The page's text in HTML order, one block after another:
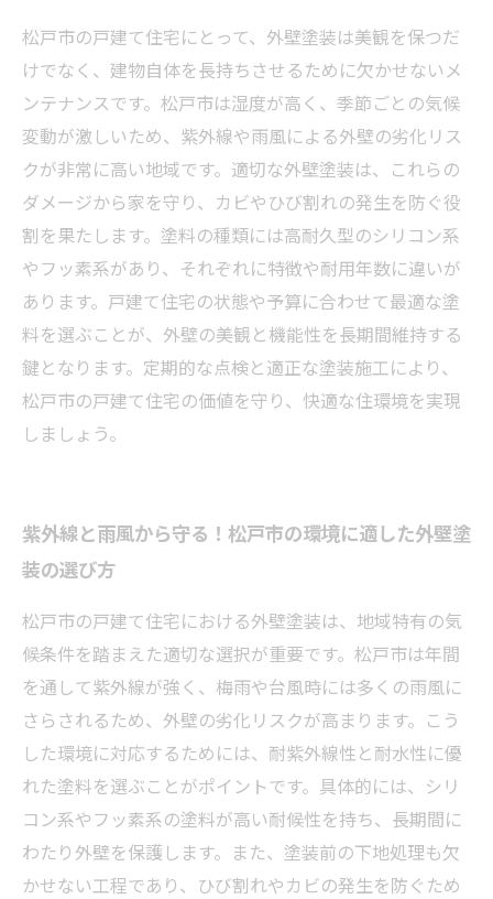
戸建ての長寿命化を目指して
松戸市戸建ての外壁塗装で失敗しないためのポ
イントまとめ
プロが教える外壁塗装メンテナンス術：松戸市
の戸建て住宅を長持ちさせる方法
松戸市の戸建て住宅にとって、外壁塗装は美観を保つだ
けでなく、建物自体を長持ちさせるために欠かせないメ
ンテナンスです。松戸市は湿度が高く、季節ごとの気候
変動が激しいため、紫外線や雨風による外壁の劣化リス
クが非常に高い地域です。適切な外壁塗装は、これらの
ダメージから家を守り、カビやひび割れの発生を防ぐ役
割を果たします。塗料の種類には高耐久型のシリコン系
やフッ素系があり、それぞれに特徴や耐用年数に違いが
あります。戸建て住宅の状態や予算に合わせて最適な塗
料を選ぶことが、外壁の美観と機能性を長期間維持する
鍵となります。定期的な点検と適正な塗装施工により、
松戸市の戸建て住宅の価値を守り、快適な住環境を実現
しましょう。
紫外線と雨風から守る！松戸市の環境に適した外壁塗
装の選び方
松戸市の戸建て住宅における外壁塗装は、地域特有の気
候条件を踏まえた適切な選択が重要です。松戸市は年間
を通して紫外線が強く、梅雨や台風時には多くの雨風に
さらされるため、外壁の劣化リスクが高まります。こう
した環境に対応するためには、耐紫外線性と耐水性に優
れた塗料を選ぶことがポイントです。具体的には、シリ
コン系やフッ素系の塗料が高い耐候性を持ち、長期間に
わたり外壁を保護します。また、塗装前の下地処理も欠
かせない工程であり、ひび割れやカビの発生を防ぐため